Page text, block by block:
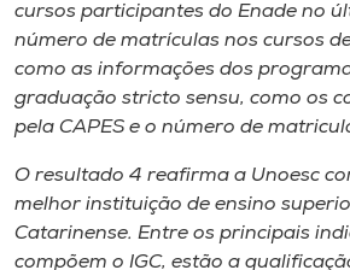
cursos participantes do Enade no
número de matrículas nos cursos
como as informações dos
graduação stricto sensu, como os
pela CAPES e o número de
O resultado 4 reafirma a Unoesc
melhor instituição de ensino
Catarinense. Entre os principais
compõem o IGC, estão a